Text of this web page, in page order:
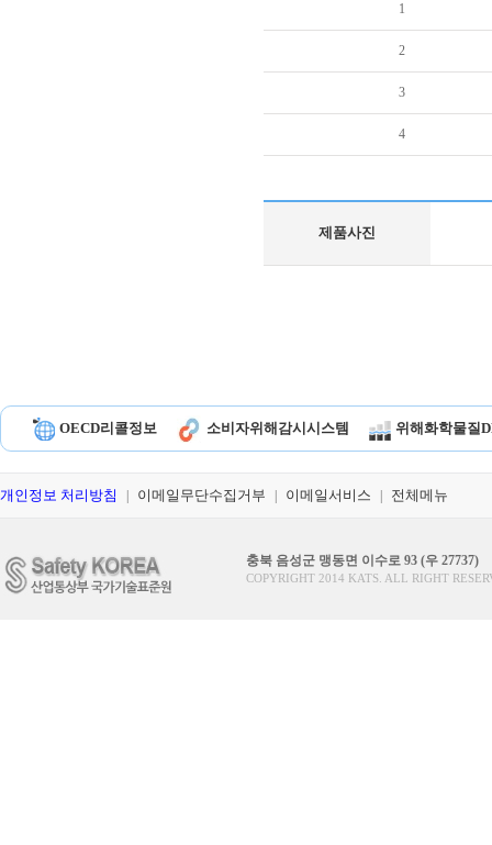
1
2
3
4
제품사진
OECD리콜정보 소비자위해감시시스템 위해화학물질
개인정보 처리방침 이메일무단수집거부 이메일서비스 전체메뉴
충북 음성군 맹동면 이수로 93 (우 27737)
COPYRIGHT 2014 KATS. ALL RIGHT